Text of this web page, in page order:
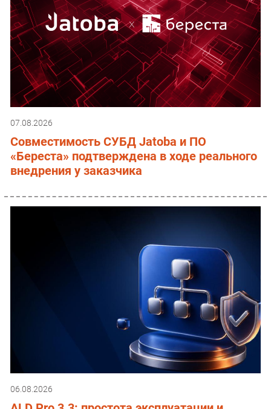
07.08.2026
Совместимость СУБД Jatoba и ПО
«Береста» подтверждена в ходе реального
внедрения у заказчика
06.08.2026